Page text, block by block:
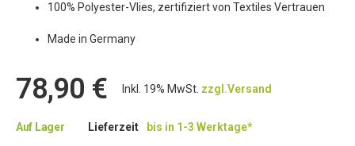
100% Polyester-Vlies, zertifiziert von Textiles Vertrauen
Made in Germany
78,90 € Inkl. 19% MwSt. zzgl.Versand
Auf Lager Lieferzeit bis in 1-3 Werktage*